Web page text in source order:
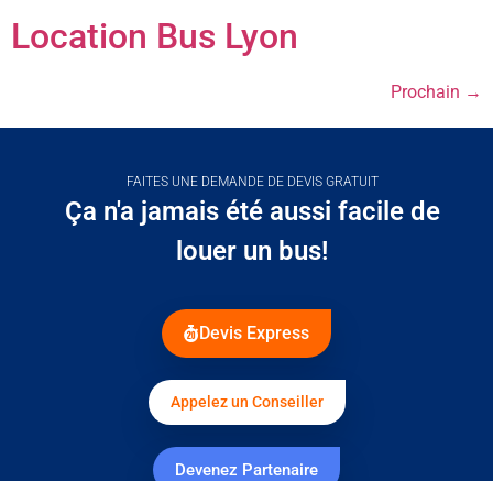
Location Bus Lyon
Prochain →
FAITES UNE DEMANDE DE DEVIS GRATUIT
Ça n'a jamais été aussi facile de
louer un bus!
Devis Express
Appelez un Conseiller
Devenez Partenaire